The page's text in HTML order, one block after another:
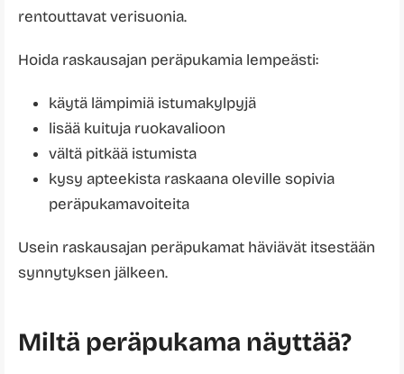
rentouttavat verisuonia.
Hoida raskausajan peräpukamia lempeästi:
käytä lämpimiä istumakylpyjä
lisää kuituja ruokavalioon
vältä pitkää istumista
kysy apteekista raskaana oleville sopivia
peräpukamavoiteita
Usein raskausajan peräpukamat häviävät itsestään
synnytyksen jälkeen.
Miltä peräpukama näyttää?